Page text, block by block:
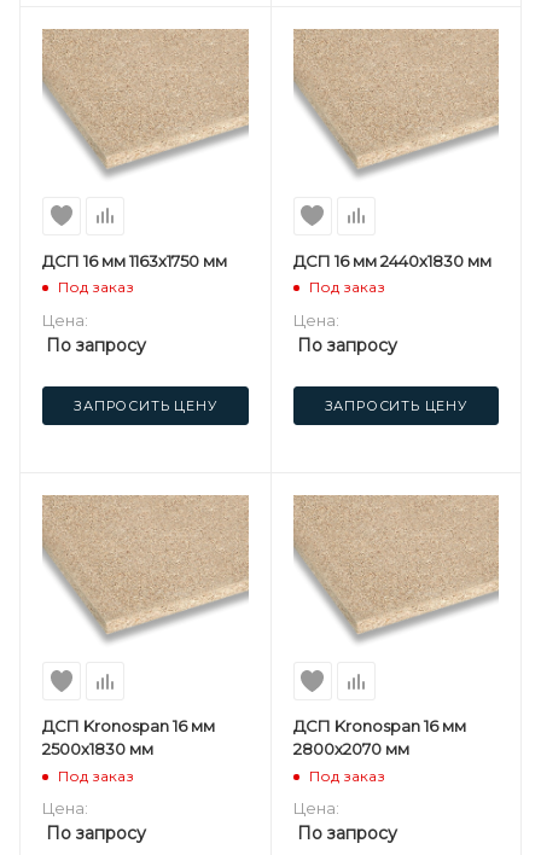
ДСП 16 мм 1163х1750 мм
Под заказ
Цена:
По запросу
ЗАПРОСИТЬ ЦЕНУ
ДСП 16 мм 2440х1830 мм
Под заказ
Цена:
По запросу
ЗАПРОСИТЬ ЦЕНУ
ДСП Kronospan 16 мм
2500х1830 мм
Под заказ
Цена:
По запросу
ДСП Kronospan 16 мм
2800х2070 мм
Под заказ
Цена:
По запросу